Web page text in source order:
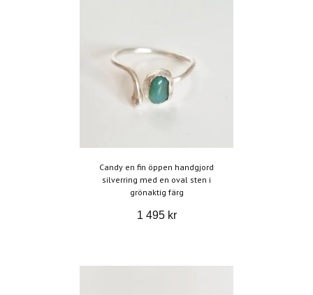
Candy en fin öppen handgjord
silverring med en oval sten i
grönaktig färg
1 495 kr